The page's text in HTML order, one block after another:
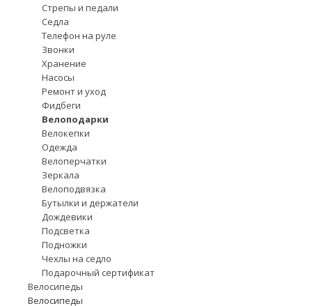
Стрепы и педали
Седла
Телефон на руле
Звонки
Хранение
Насосы
Ремонт и уход
Фидбеги
Велоподарки
Велокепки
Одежда
Велоперчатки
Зеркала
Велоподвязка
Бутылки и держатели
Дождевики
Подсветка
Подножки
Чехлы на седло
Подарочный сертификат
Велосипеды
Велосипеды